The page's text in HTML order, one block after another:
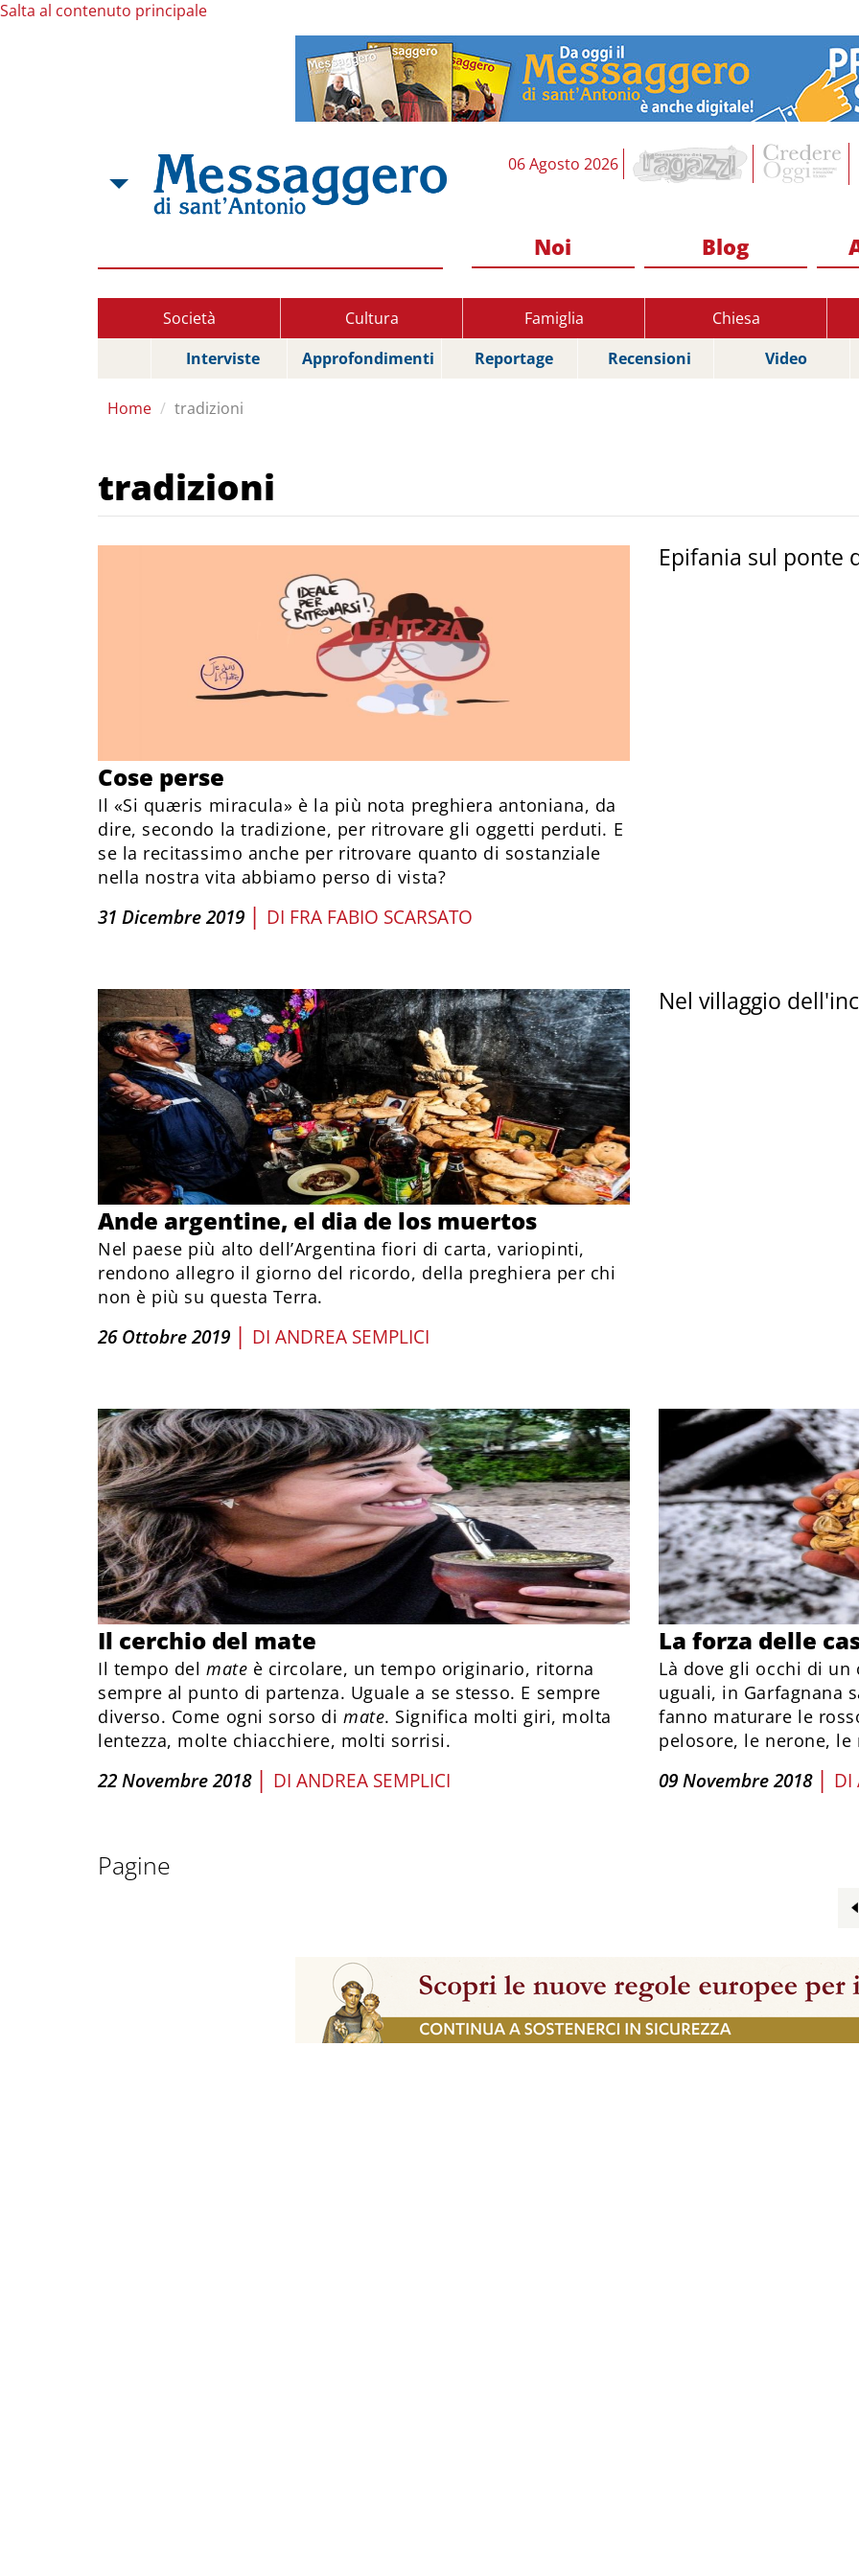
Salta al contenuto principale
06 Agosto 2026
Noi Blog
Società Cultura Famiglia Chiesa
Interviste
Approfondimenti Reportage Recensioni Video
Home tradizioni
tradizioni
Cose perse
Il «Si quæris miracula» è la più nota preghiera antoniana, da
dire, secondo la tradizione, per ritrovare gli oggetti perduti. E
se la recitassimo anche per ritrovare quanto di sostanziale
nella nostra vita abbiamo perso di vista?
31 Dicembre 2019 | DI FRA FABIO SCARSATO
Epifania sul ponte
Ande argentine, el dia de los muertos
Nel paese più alto dell’Argentina fiori di carta, variopinti,
rendono allegro il giorno del ricordo, della preghiera per chi
non è più su questa Terra.
26 Ottobre 2019 | DI ANDREA SEMPLICI
Nel villaggio
Il cerchio del mate
Il tempo delmate è circolare, un tempo originario, ritorna
sempre al punto di partenza. Uguale a se stesso. E sempre
diverso. Come ogni sorso dimate. Significa molti giri, molta
lentezza, molte chiacchiere, molti sorrisi.
22 Novembre 2018 | DI ANDREA SEMPLICI
La forza delle
Là dove gli occhi di
uguali, in Garfagnana
fanno maturare le
pelosore, le nerone, le
09 Novembre 2018 | DI
Pagine